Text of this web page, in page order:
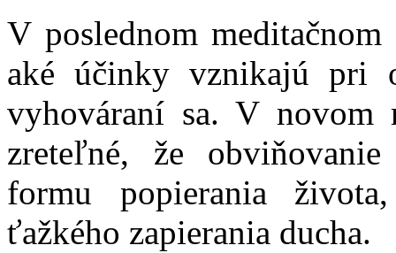
V poslednom
aké účinky vznikajú pri
vyhováraní sa. V novom
zreteľné, že
formu popierania
ťažkého zapierania ducha.